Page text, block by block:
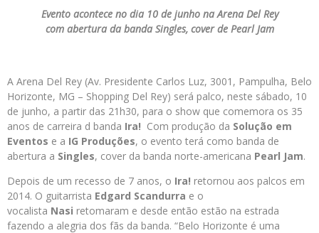
Evento acontece no dia 10 de junho na Arena Del Rey
com abertura da banda Singles, cover de Pearl Jam
A Arena Del Rey (Av. Presidente Carlos Luz, 3001, Pampulha, Belo
Horizonte, MG – Shopping Del Rey) será palco, neste sábado, 10
de junho, a partir das 21h30, para o show que comemora os 35
anos de carreira d banda Ira! Com produção da Solução em
Eventos e a IG Produções, o evento terá como banda de
abertura a Singles, cover da banda norte-americana Pearl Jam.
Depois de um recesso de 7 anos, o Ira! retornou aos palcos em
2014. O guitarrista Edgard Scandurra e o
vocalista Nasi retomaram e desde então estão na estrada
fazendo a alegria dos fãs da banda. “Belo Horizonte é uma